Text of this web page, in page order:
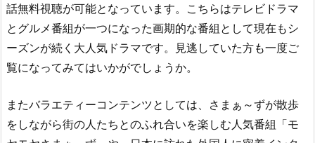
話無料視聴が可能となっています。こちらはテレビドラマ
とグルメ番組が一つになった画期的な番組として現在もシ
ーズンが続く大人気ドラマです。見逃していた方も一度ご
覧になってみてはいかがでしょうか。
またバラエティーコンテンツとしては、さまぁ～ずが散歩
をしながら街の人たちとのふれ合いを楽しむ人気番組「モ